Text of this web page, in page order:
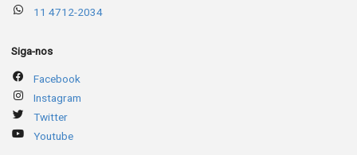
11 4712-2034
Siga-nos
Facebook
Instagram
Twitter
Youtube